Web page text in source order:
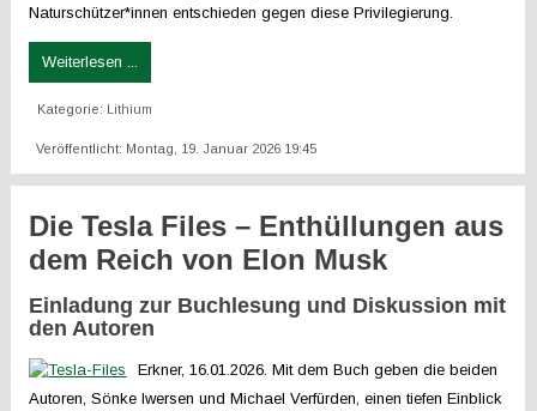
Naturschützer*innen entschieden gegen diese Privilegierung.
Weiterlesen ...
Kategorie: Lithium
Veröffentlicht: Montag, 19. Januar 2026 19:45
Die Tesla Files – Enthüllungen aus
dem Reich von Elon Musk
Einladung zur Buchlesung und Diskussion mit
den Autoren
Erkner, 16.01.2026. Mit dem Buch geben die beiden
Autoren, Sönke Iwersen und Michael Verfürden, einen tiefen Einblick